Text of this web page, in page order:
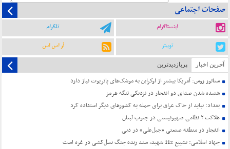
صفحات اجتماعی
اینستاگرام تلگرام
توییتر آر اس اس
آخرین اخبار پربازدیدترین
سناتور روس: آمریکا بیشتر از اوکراین به موشک‌های پاتریوت نیاز دارد
شنیده شدن صدای دو انفجار در نزدیکی تنگه هرمز
بغداد: نباید از خاک عراق برای حمله به کشورهای دیگر استفاده کرد
هلاکت ۲ نظامی صهیونیستی در جنوب لبنان
انفجار در منطقه صنعتی «جبل‌علی» در دبی
جهاد اسلامی: تشییع 112 شهید، سند زنده جنگ نسل‌کشی در غزه است